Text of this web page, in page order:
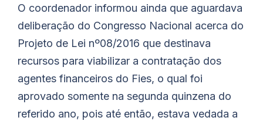
O coordenador informou ainda que aguardava
deliberação do Congresso Nacional acerca do
Projeto de Lei nº08/2016 que destinava
recursos para viabilizar a contratação dos
agentes financeiros do Fies, o qual foi
aprovado somente na segunda quinzena do
referido ano, pois até então, estava vedada a